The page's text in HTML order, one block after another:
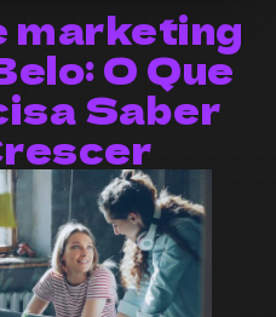
marketing
O Que
Saber